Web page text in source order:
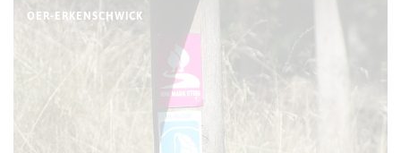
OER-ERKENSCHWICK